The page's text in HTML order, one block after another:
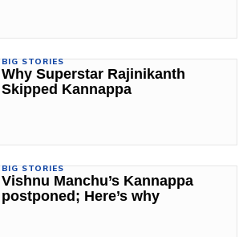
BIG STORIES
Why Superstar Rajinikanth
Skipped Kannappa
BIG STORIES
Vishnu Manchu’s Kannappa
postponed; Here’s why